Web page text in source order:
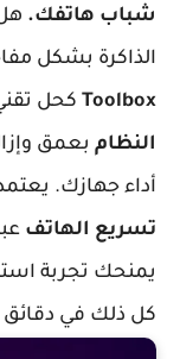
شباب هاتفك.
الذاكرة بشكل
Toolbox كحل
النظام بعمق
أداء جهازك.
تسريع الهاتف
يمنحك تجربة
كل ذلك في دقائق